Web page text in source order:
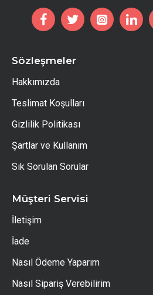
Sözleşmeler
Hakkımızda
Teslimat Koşulları
Gizlilik Politikası
Şartlar ve Kullanım
Sık Sorulan Sorular
Müşteri Servisi
İletişim
İade
Nasıl Ödeme Yaparım
Nasıl Sipariş Verebilirim